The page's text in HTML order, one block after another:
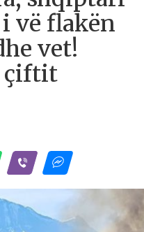
vë flakën
vet!
çiftit